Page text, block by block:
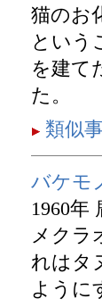
猫のお
という
を建て
た。
類似
バケモ
1960年
メクラ
れはタ
ように